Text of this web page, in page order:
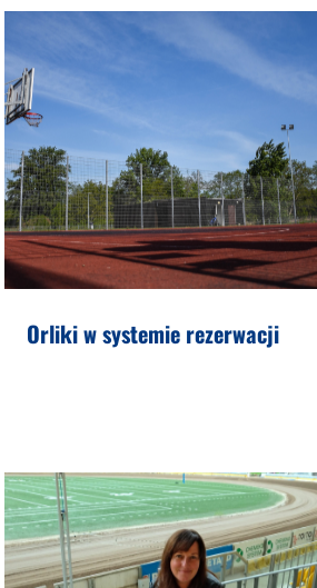
Orliki w systemie rezerwacji